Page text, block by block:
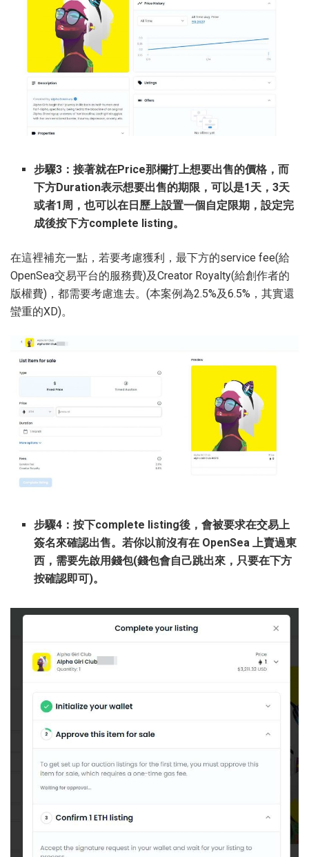
步驟3：接著就在Price那欄打上想要出售的價格，而
下方Duration表示想要出售的期限，可以是1天，3天
或者1周，也可以在日歷上設置一個自定限期，設定完
成後按下方complete listing。
在這裡補充一點，若要考慮獲利，最下方的service fee(給
OpenSea交易平台的服務費)及Creator Royalty(給創作者的
版權費)，都需要考慮進去。(本案例為2.5%及6.5%，其實還
蠻重的XD)。
步驟4：按下complete listing後，會被要求在交易上
簽名來確認出售。若你以前沒有在 OpenSea 上賣過東
西，需要先啟用錢包(錢包會自己跳出來，只要在下方
按確認即可)。